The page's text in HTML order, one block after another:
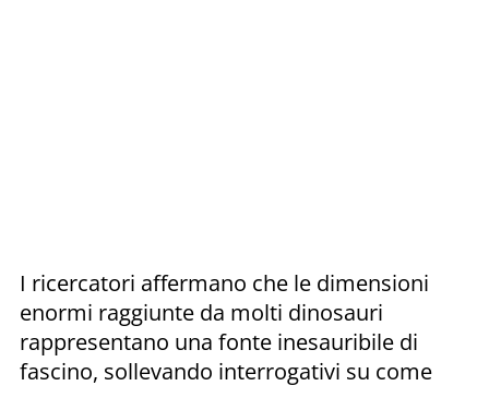
I ricercatori affermano che le dimensioni
enormi raggiunte da molti dinosauri
rappresentano una fonte inesauribile di
fascino, sollevando interrogativi su come